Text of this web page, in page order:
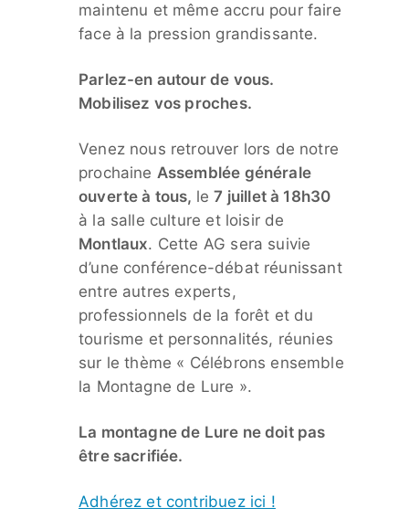
maintenu et même accru pour faire
face à la pression grandissante.
Parlez-en autour de vous.
Mobilisez vos proches.
Venez nous retrouver lors de notre
prochaine Assemblée générale
ouverte à tous, le7 juillet à 18h30
à la salle culture et loisir de
Montlaux. Cette AG sera suivie
d’une conférence-débat réunissant
entre autres experts,
professionnels de la forêt et du
tourisme et personnalités, réunies
sur le thème « Célébrons ensemble
la Montagne de Lure ».
La montagne de Lure ne doit pas
être sacrifiée.
Adhérez et contribuez ici !